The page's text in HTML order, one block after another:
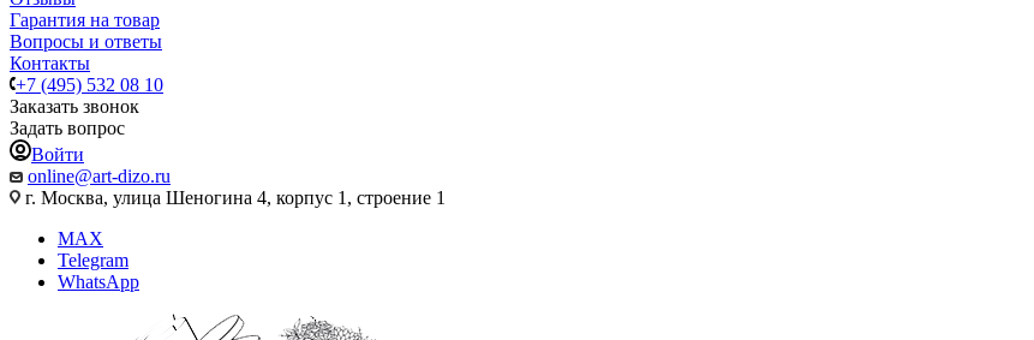
Гарантия на товар
Вопросы и ответы
Контакты
+7 (495) 532 08 10
Заказать звонок
Задать вопрос
Войти
online@art-dizo.ru
г. Москва, улица Шеногина 4, корпус 1, строение 1
MAX
Telegram
WhatsApp